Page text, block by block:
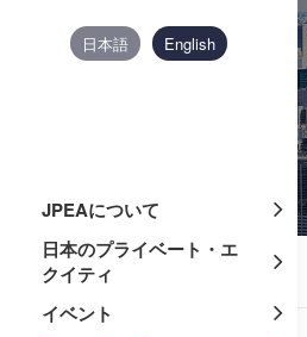
日本語 English
JPEAについて
日本のプライベート・エ
クイティ
イベント